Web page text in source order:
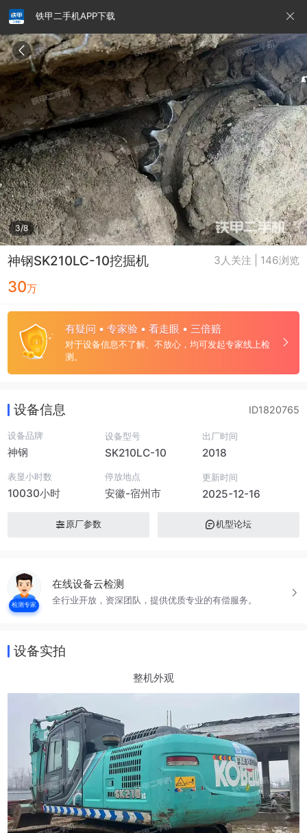
铁甲二手机APP下载
3/8
神钢SK210LC-10挖掘机 3人关注 | 146浏览
30万
有疑问 • 专家验 • 看走眼 • 三倍赔
对于设备信息不了解、不放心，均可发起专家线上检
测。
请输入手机号
提
交
即
表
示
您
同
意
《隐
私
政
策》
设备信息 ID1820765
设备品牌
神钢
设备型号
SK210LC-10
出厂时间
2018
表显小时数
10030小时
停放地点
安徽-宿州市
更新时间
2025-12-16
原厂参数 机型论坛
检测专家
在线设备云检测
全行业开放，资深团队，提供优质专业的有偿服务。
设备实拍
整机外观
铁甲龙总部 4000099032 认证经纪人